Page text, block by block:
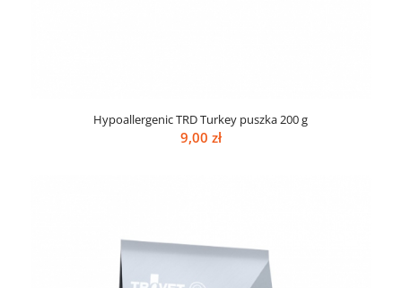
Hypoallergenic TRD Turkey puszka 200 g
9,00 zł